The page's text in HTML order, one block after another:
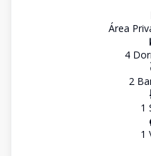
Área
4
2
1
1